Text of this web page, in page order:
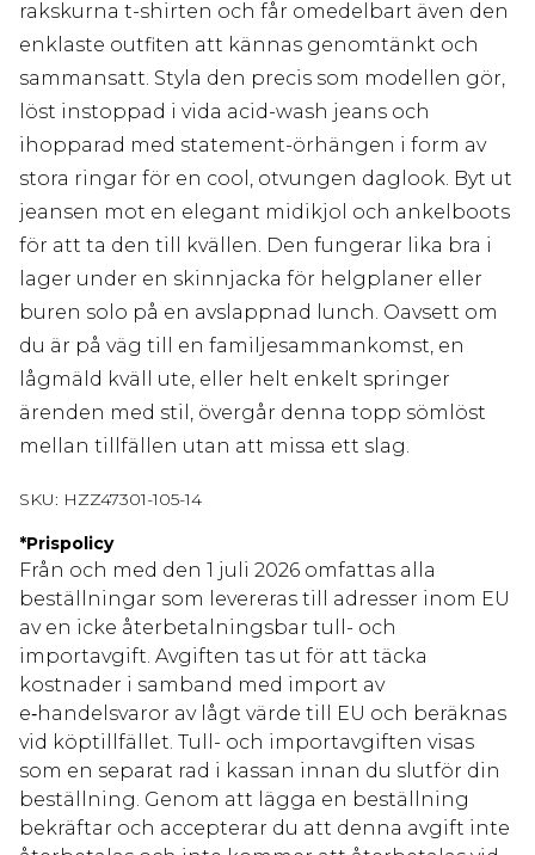
rakskurna t-shirten och får omedelbart även den
enklaste outfiten att kännas genomtänkt och
sammansatt. Styla den precis som modellen gör,
löst instoppad i vida acid-wash jeans och
ihopparad med statement-örhängen i form av
stora ringar för en cool, otvungen daglook. Byt ut
jeansen mot en elegant midikjol och ankelboots
för att ta den till kvällen. Den fungerar lika bra i
lager under en skinnjacka för helgplaner eller
buren solo på en avslappnad lunch. Oavsett om
du är på väg till en familjesammankomst, en
lågmäld kväll ute, eller helt enkelt springer
ärenden med stil, övergår denna topp sömlöst
mellan tillfällen utan att missa ett slag.
SKU: HZZ47301-105-14
*Prispolicy
Från och med den 1 juli 2026 omfattas alla
beställningar som levereras till adresser inom EU
av en icke återbetalningsbar tull- och
importavgift. Avgiften tas ut för att täcka
kostnader i samband med import av
e‑handelsvaror av lågt värde till EU och beräknas
vid köptillfället. Tull- och importavgiften visas
som en separat rad i kassan innan du slutför din
beställning. Genom att lägga en beställning
bekräftar och accepterar du att denna avgift inte